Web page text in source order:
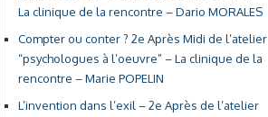
La clinique de la rencontre – Dario MORALES
Compter ou conter ? 2e Après Midi de l’atelier
“psychologues à l’oeuvre” – La clinique de la
rencontre – Marie POPELIN
L’invention dans l’exil – 2e Après de l’atelier